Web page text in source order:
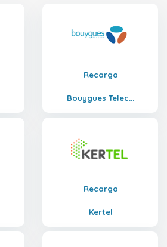
Recarga
Bouygues Telec...
Recarga
Kertel